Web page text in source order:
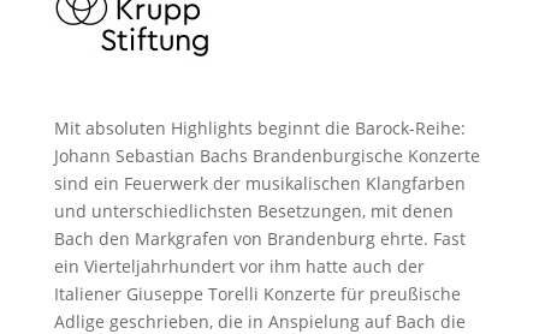
Mit absoluten Highlights beginnt die Barock-Reihe:
Johann Sebastian Bachs Brandenburgische Konzerte
sind ein Feuerwerk der musikalischen Klangfarben
und unterschiedlichsten Besetzungen, mit denen
Bach den Markgrafen von Brandenburg ehrte. Fast
ein Vierteljahrhundert vor ihm hatte auch der
Italiener Giuseppe Torelli Konzerte für preußische
Adlige geschrieben, die in Anspielung auf Bach die